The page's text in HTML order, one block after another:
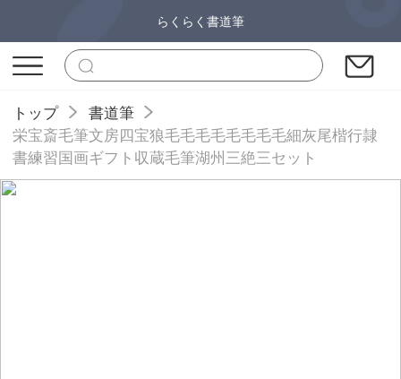
らくらく書道筆
トップ
書道筆
栄宝斎毛筆文房四宝狼毛毛毛毛毛毛毛毛細灰尾楷行隷
書練習国画ギフト収蔵毛筆湖州三絶三セット